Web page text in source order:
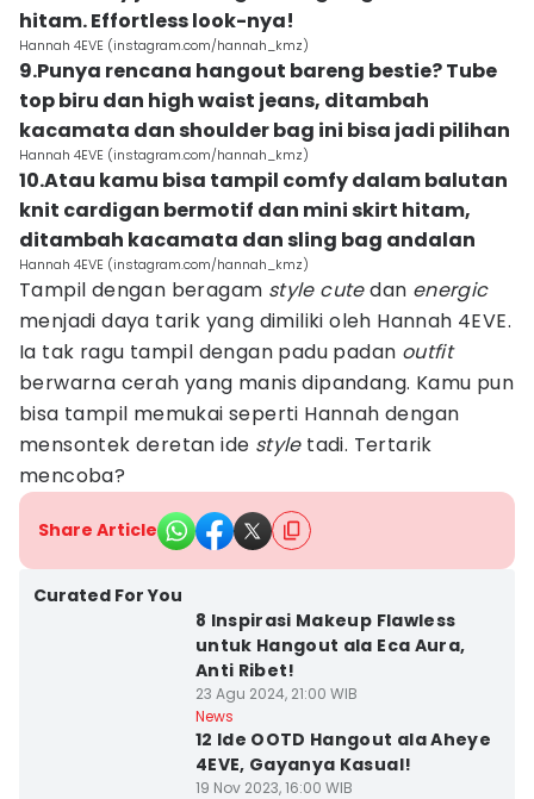
hitam. Effortless look-nya!
Hannah 4EVE (instagram.com/hannah_kmz)
9.Punya rencana hangout bareng bestie? Tube
top biru dan high waist jeans, ditambah
kacamata dan shoulder bag ini bisa jadi pilihan
Hannah 4EVE (instagram.com/hannah_kmz)
10.Atau kamu bisa tampil comfy dalam balutan
knit cardigan bermotif dan mini skirt hitam,
ditambah kacamata dan sling bag andalan
Hannah 4EVE (instagram.com/hannah_kmz)
Tampil dengan beragam style cutedan energic
menjadi daya tarik yang dimiliki oleh Hannah 4EVE.
Ia tak ragu tampil dengan padu padan outfit
berwarna cerah yang manis dipandang. Kamu pun
bisa tampil memukai seperti Hannah dengan
mensontek deretan ide style tadi. Tertarik
mencoba?
Share Article
Curated For You
8 Inspirasi Makeup Flawless
untuk Hangout ala Eca Aura,
Anti Ribet!
23 Agu 2024, 21:00 WIB
News
12 Ide OOTD Hangout ala Aheye
4EVE, Gayanya Kasual!
19 Nov 2023, 16:00 WIB